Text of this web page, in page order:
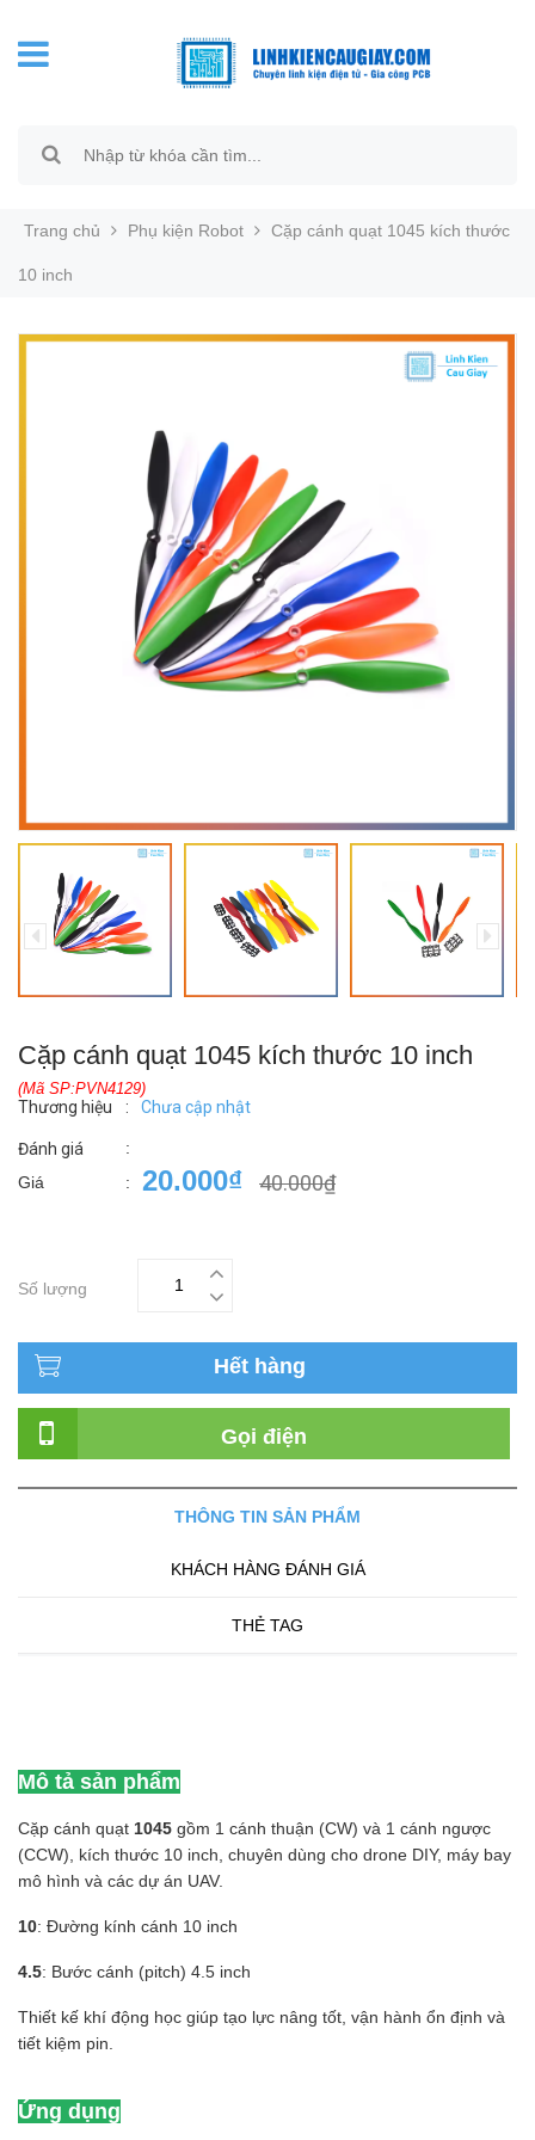
Trang chủ Phụ kiện Robot Cặp cánh quạt 1045 kích thước
10 inch
Cặp cánh quạt 1045 kích thước 10 inch
(Mã SP:PVN4129)
Thương hiệu : Chưa cập nhật
Đánh giá
:
Giá
: 20.000₫ 40.000₫
Số lượng
Hết hàng
Gọi điện
THÔNG TIN SẢN PHẨM
KHÁCH HÀNG ĐÁNH GIÁ
THẺ TAG
Mô tả sản phẩm
Cặp cánh quạt 1045 gồm 1 cánh thuận (CW) và 1 cánh ngược
(CCW), kích thước 10 inch, chuyên dùng cho drone DIY, máy bay
mô hình và các dự án UAV.
10: Đường kính cánh 10 inch
4.5: Bước cánh (pitch) 4.5 inch
Thiết kế khí động học giúp tạo lực nâng tốt, vận hành ổn định và
tiết kiệm pin.
Ứng dụng